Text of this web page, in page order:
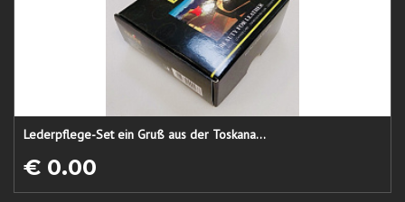
Lederpflege-Set ein Gruß aus der Toskana...
€ 0.00